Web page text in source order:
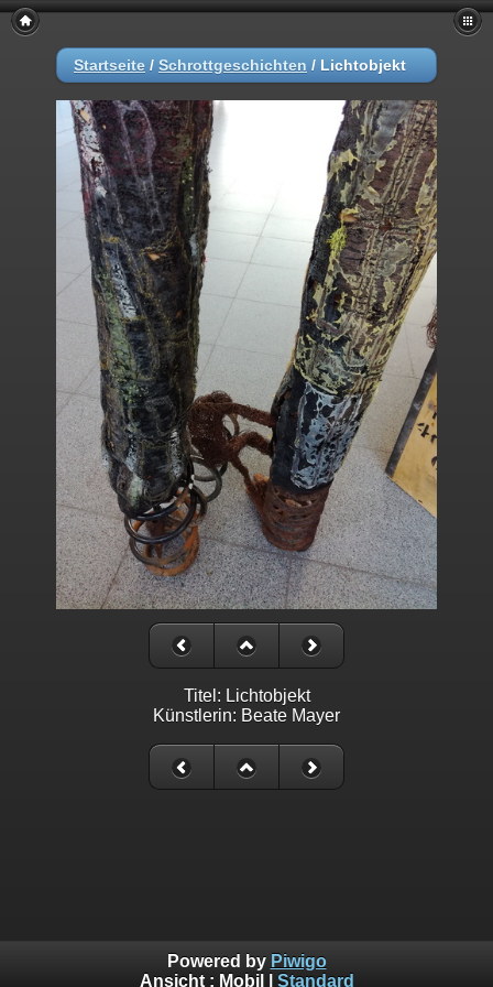
Startseite / Schrottgeschichten / Lichtobjekt
Titel: Lichtobjekt
Künstlerin: Beate Mayer
Powered by Piwigo
Ansicht : Mobil Standard